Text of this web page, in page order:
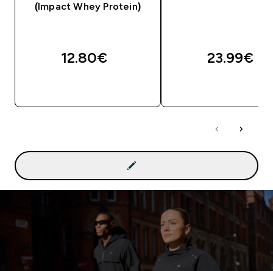
(Impact Whey Protein)
12.80€‎ 23.99€‎